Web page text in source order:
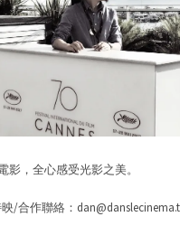
影，全心感受光影之美。
/合作聯絡：